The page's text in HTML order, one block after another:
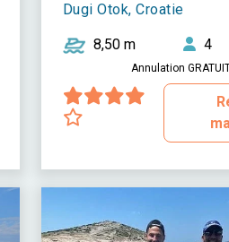
Dugi Otok, Croatie
8,50 m 4
Annulation